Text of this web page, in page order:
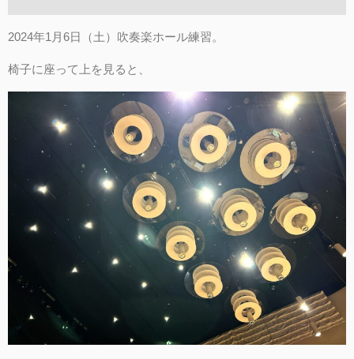
2024年1月6日（土）吹奏楽ホール練習。
椅子に座って上を見ると、